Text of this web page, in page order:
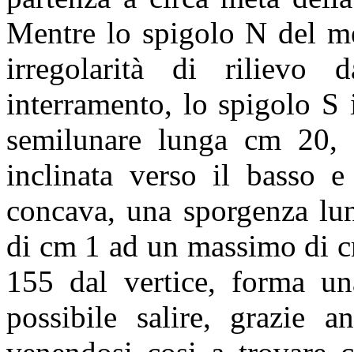
Mentre lo spigolo N del
irregolarità di rilievo
interramento, lo spigolo S
semilunare lunga cm
inclinata verso il basso
concava, una sporgenza
di cm 1 ad un massimo di
155 dal vertice, forma
possibile salire, grazie